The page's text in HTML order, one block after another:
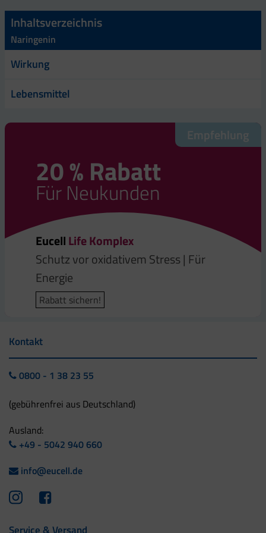
Inhaltsverzeichnis
Naringenin
Wirkung
Lebensmittel
Empfehlung
20 % Rabatt
Für Neukunden
EucellLife Komplex
Schutz vor oxidativem Stress | Für
Energie
Rabatt sichern!
Kontakt
0800 - 1 38 23 55
(gebührenfrei aus Deutschland)
Ausland:
+49 - 5042 940 660
info@eucell.de